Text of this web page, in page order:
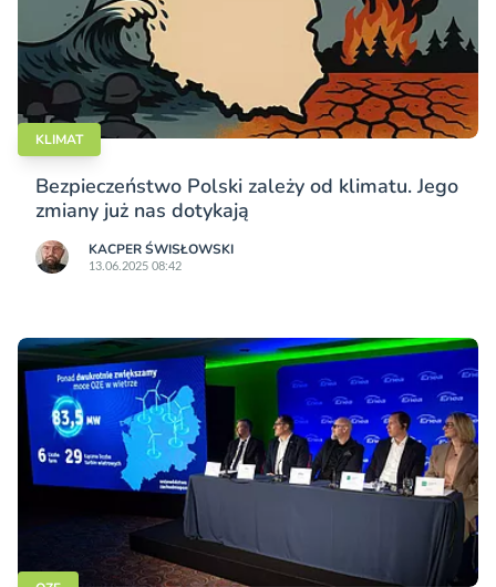
KLIMAT
Bezpieczeństwo Polski zależy od klimatu. Jego
zmiany już nas dotykają
KACPER ŚWISŁO­WSKI
13.06.2025 08:42